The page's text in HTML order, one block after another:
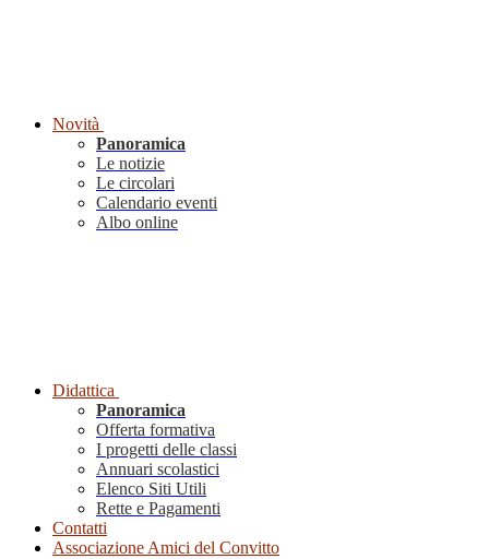
Novità
Panoramica
Le notizie
Le circolari
Calendario eventi
Albo online
Didattica
Panoramica
Offerta formativa
I progetti delle classi
Annuari scolastici
Elenco Siti Utili
Rette e Pagamenti
Contatti
Associazione Amici del Convitto